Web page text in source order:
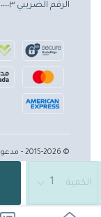
الكمية
الرقم الضريبي ٣٠٠٧٧٤٨٦٣٢٠٠٠٠٣
© 2015-2026 - مدعوم من Ekuep. كل الحقوق محفوظة